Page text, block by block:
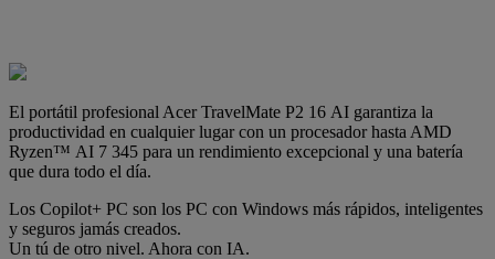
El portátil profesional Acer TravelMate P2 16 AI garantiza la
productividad en cualquier lugar con un procesador hasta AMD
Ryzen™ AI 7 345 para un rendimiento excepcional y una batería
que dura todo el día.
Los Copilot+ PC son los PC con Windows más rápidos, inteligentes
y seguros jamás creados.
Un tú de otro nivel. Ahora con IA.